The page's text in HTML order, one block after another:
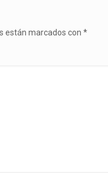
están marcados con *